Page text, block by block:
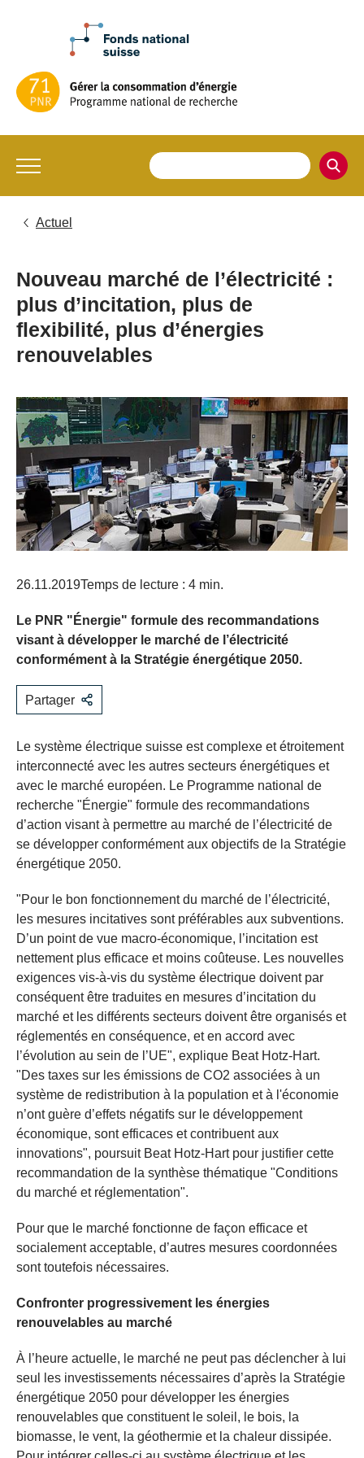
Actuel
Nouveau marché de l’électricité :
plus d’incitation, plus de
flexibilité, plus d’énergies
renouvelables
26.11.2019Temps de lecture : 4 min.
Le PNR "Énergie" formule des recommandations
visant à développer le marché de l’électricité
conformément à la Stratégie énergétique 2050.
Partager
Le système électrique suisse est complexe et étroitement
interconnecté avec les autres secteurs énergétiques et
avec le marché européen. Le Programme national de
recherche "Énergie" formule des recommandations
d’action visant à permettre au marché de l’électricité de
se développer conformément aux objectifs de la Stratégie
énergétique 2050.
"Pour le bon fonctionnement du marché de l’électricité,
les mesures incitatives sont préférables aux subventions.
D’un point de vue macro-économique, l’incitation est
nettement plus efficace et moins coûteuse. Les nouvelles
exigences vis-à-vis du système électrique doivent par
conséquent être traduites en mesures d’incitation du
marché et les différents secteurs doivent être organisés et
réglementés en conséquence, et en accord avec
l’évolution au sein de l’UE", explique Beat Hotz-Hart.
"Des taxes sur les émissions de CO2 associées à un
système de redistribution à la population et à l'économie
n’ont guère d’effets négatifs sur le développement
économique, sont efficaces et contribuent aux
innovations", poursuit Beat Hotz-Hart pour justifier cette
recommandation de la synthèse thématique "Conditions
du marché et réglementation".
Pour que le marché fonctionne de façon efficace et
socialement acceptable, d’autres mesures coordonnées
sont toutefois nécessaires.
Confronter progressivement les énergies
renouvelables au marché
À l’heure actuelle, le marché ne peut pas déclencher à lui
seul les investissements nécessaires d’après la Stratégie
énergétique 2050 pour développer les énergies
renouvelables que constituent le soleil, le bois, la
biomasse, le vent, la géothermie et la chaleur dissipée.